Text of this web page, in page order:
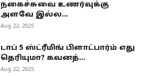
நகைச்சுவை உணர்வுக்கு
அளவே இல்ல...
Aug 22, 2025
டாப் 5 ஸ்ட்ரீமிங் பிளாட்பார்ம் எது
தெரியுமா? கவனத்...
Aug 22, 2025